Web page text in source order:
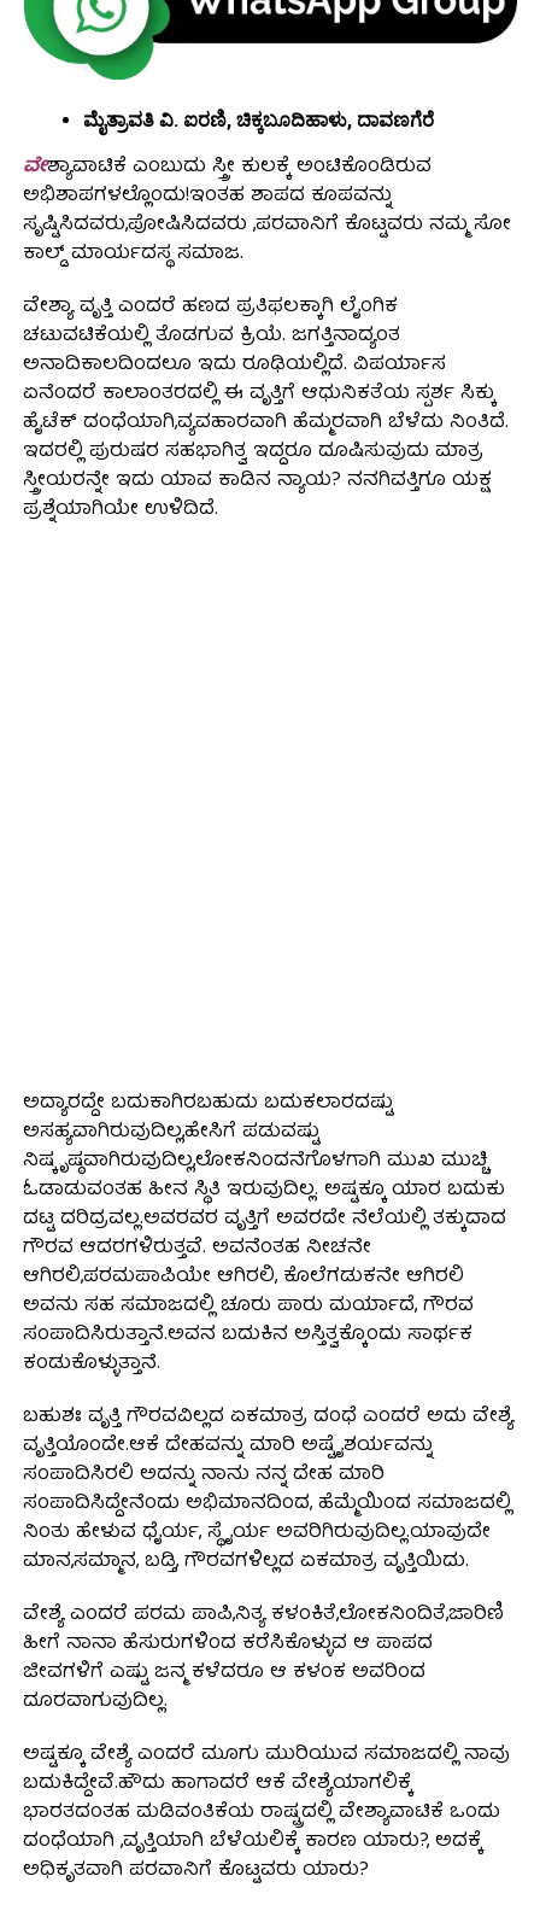
ಮೈತ್ರಾವತಿ ವಿ. ಐರಣಿ, ಚಿಕ್ಕಬೂದಿಹಾಳು, ದಾವಣಗೆರೆ
ವೇಶ್ಯಾವಾಟಿಕೆ ಎಂಬುದು ಸ್ತ್ರೀ ಕುಲಕ್ಕೆ ಅಂಟಿಕೊಂಡಿರುವ
ಅಭಿಶಾಪಗಳಲ್ಲೊಂದು!ಇಂತಹ ಶಾಪದ ಕೂಪವನ್ನು
ಸೃಷ್ಟಿಸಿದವರು,ಪೋಷಿಸಿದವರು ,ಪರವಾನಿಗೆ ಕೊಟ್ಟವರು ನಮ್ಮ ಸೋ
ಕಾಲ್ಡ್ ಮಾರ್ಯದಸ್ಥ ಸಮಾಜ.
ವೇಶ್ಯಾ ವೃತ್ತಿ ಎಂದರೆ ಹಣದ ಪ್ರತಿಫಲಕ್ಕಾಗಿ ಲೈಂಗಿಕ
ಚಟುವಟಿಕೆಯಲ್ಲಿ ತೊಡಗುವ ಕ್ರಿಯೆ. ಜಗತ್ತಿನಾದ್ಯಂತ
ಅನಾದಿಕಾಲದಿಂದಲೂ ಇದು ರೂಢಿಯಲ್ಲಿದೆ. ವಿಪರ್ಯಾಸ
ಏನೆಂದರೆ ಕಾಲಾಂತರದಲ್ಲಿ ಈ ವೃತ್ತಿಗೆ ಆಧುನಿಕತೆಯ ಸ್ಪರ್ಶ ಸಿಕ್ಕು
ಹೈಟೆಕ್ ದಂಧೆಯಾಗಿ,ವ್ಯವಹಾರವಾಗಿ ಹೆಮ್ಮರವಾಗಿ ಬೆಳೆದು ನಿಂತಿದೆ.
ಇದರಲ್ಲಿ ಪುರುಷರ ಸಹಭಾಗಿತ್ವ ಇದ್ದರೂ ದೂಷಿಸುವುದು ಮಾತ್ರ
ಸ್ತ್ರೀಯರನ್ನೇ ಇದು ಯಾವ ಕಾಡಿನ ನ್ಯಾಯ? ನನಗಿವತ್ತಿಗೂ ಯಕ್ಷ
ಪ್ರಶ್ನೆಯಾಗಿಯೇ ಉಳಿದಿದೆ.
ಅದ್ಯಾರದ್ದೇ ಬದುಕಾಗಿರಬಹುದು ಬದುಕಲಾರದಷ್ಟು
ಅಸಹ್ಯವಾಗಿರುವುದಿಲ್ಲ,ಹೇಸಿಗೆ ಪಡುವಷ್ಟು
ನಿಷ್ಕೃಷ್ಠವಾಗಿರುವುದಿಲ್ಲ,ಲೋಕನಿಂದನೆಗೊಳಗಾಗಿ ಮುಖ ಮುಚ್ಚಿ
ಓಡಾಡುವಂತಹ ಹೀನ ಸ್ಥಿತಿ ಇರುವುದಿಲ್ಲ. ಅಷ್ಟಕ್ಕೂ ಯಾರ ಬದುಕು
ದಟ್ಟ ದರಿದ್ರವಲ್ಲ.ಅವರವರ ವೃತ್ತಿಗೆ ಅವರದೇ ನೆಲೆಯಲ್ಲಿ ತಕ್ಕುದಾದ
ಗೌರವ ಆದರಗಳಿರುತ್ತವೆ. ಅವನೆಂತಹ ನೀಚನೇ
ಆಗಿರಲಿ,ಪರಮಪಾಪಿಯೇ ಆಗಿರಲಿ, ಕೊಲೆಗಡುಕನೇ ಆಗಿರಲಿ
ಅವನು ಸಹ ಸಮಾಜದಲ್ಲಿ ಚೂರು ಪಾರು ಮರ್ಯಾದೆ, ಗೌರವ
ಸಂಪಾದಿಸಿರುತ್ತಾನೆ.ಅವನ ಬದುಕಿನ ಅಸ್ತಿತ್ವಕ್ಕೊಂದು ಸಾರ್ಥಕ
ಕಂಡುಕೊಳ್ಳುತ್ತಾನೆ.
ಬಹುಶಃ ವೃತ್ತಿ ಗೌರವವಿಲ್ಲದ ಏಕಮಾತ್ರ ದಂಧೆ ಎಂದರೆ ಅದು ವೇಶ್ಯೆ
ವೃತ್ತಿಯೊಂದೇ.ಆಕೆ ದೇಹವನ್ನು ಮಾರಿ ಅಷ್ಟೈಶರ್ಯವನ್ನು
ಸಂಪಾದಿಸಿರಲಿ ಅದನ್ನು ನಾನು ನನ್ನ ದೇಹ ಮಾರಿ
ಸಂಪಾದಿಸಿದ್ದೇನೆಂದು ಅಭಿಮಾನದಿಂದ, ಹೆಮ್ಮೆಯಿಂದ ಸಮಾಜದಲ್ಲಿ
ನಿಂತು ಹೇಳುವ ಧೈರ್ಯ, ಸ್ಥೈರ್ಯ ಅವರಿಗಿರುವುದಿಲ್ಲ.ಯಾವುದೇ
ಮಾನ,ಸಮ್ಮಾನ, ಬಡ್ತಿ, ಗೌರವಗಳಿಲ್ಲದ ಏಕಮಾತ್ರ ವೃತ್ತಿಯಿದು.
ವೇಶ್ಯೆ ಎಂದರೆ ಪರಮ ಪಾಪಿ,ನಿತ್ಯ ಕಳಂಕಿತೆ,ಲೋಕನಿಂದಿತೆ,ಜಾರಿಣಿ
ಹೀಗೆ ನಾನಾ ಹೆಸುರುಗಳಿಂದ ಕರೆಸಿಕೊಳ್ಳುವ ಆ ಪಾಪದ
ಜೀವಗಳಿಗೆ ಎಷ್ಟು ಜನ್ಮ ಕಳೆದರೂ ಆ ಕಳಂಕ ಅವರಿಂದ
ದೂರವಾಗುವುದಿಲ್ಲ.
ಅಷ್ಟಕ್ಕೂ ವೇಶ್ಯೆ ಎಂದರೆ ಮೂಗು ಮುರಿಯುವ ಸಮಾಜದಲ್ಲಿ ನಾವು
ಬದುಕಿದ್ದೇವೆ.ಹೌದು ಹಾಗಾದರೆ ಆಕೆ ವೇಶ್ಯೆಯಾಗಲಿಕ್ಕೆ
ಭಾರತದಂತಹ ಮಡಿವಂತಿಕೆಯ ರಾಷ್ಟ್ರದಲ್ಲಿ ವೇಶ್ಯಾವಾಟಿಕೆ ಒಂದು
ದಂಧೆಯಾಗಿ ,ವೃತ್ತಿಯಾಗಿ ಬೆಳೆಯಲಿಕ್ಕೆ ಕಾರಣ ಯಾರು?, ಅದಕ್ಕೆ
ಅಧಿಕೃತವಾಗಿ ಪರವಾನಿಗೆ ಕೊಟ್ಟವರು ಯಾರು?